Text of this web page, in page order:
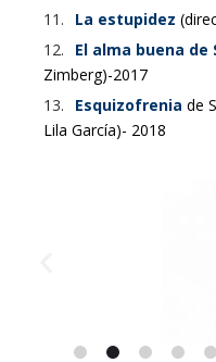
La estupidez
El alma buena de
Zimberg)-2017
Esquizofrenia de
Lila García)- 2018